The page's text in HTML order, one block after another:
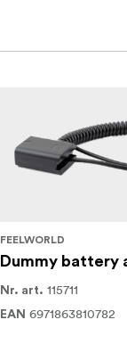
FEELWORLD
Dummy battery
Nr. art. 115711
EAN 6971863810782